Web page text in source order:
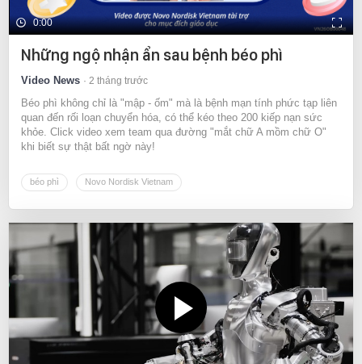
0:00
Những ngộ nhận ẩn sau bệnh béo phì
Video News 2 tháng trước
Béo phì không chỉ là "mập - ốm" mà là bệnh mạn tính phức tạp liên
quan đến rối loạn chuyển hóa, có thể kéo theo 200 kiếp nạn sức
khỏe. Click video xem team qua đường "mắt chữ A mồm chữ O"
khi biết sự thật bất ngờ này!
béo phì Novo Nordisk Vietnam